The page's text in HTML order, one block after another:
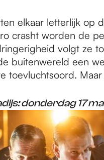
elkaar letterlijk op
crasht worden de
volgt ze
buitenwereld een
toevluchtsoord.
donderdag 17